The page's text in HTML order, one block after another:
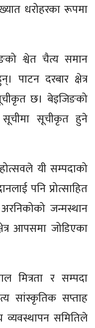
धरोहरका रूपमा
श्वेत चैत्य समान
पाटन दरबार क्षेत्र
छ। बेइजिङको
सूचीमा सूचीकृत हुने
यी सम्पदाको
पनि प्रोत्साहित
जन्मस्थान
आपसमा जोडिएका
मित्रता र सम्पदा
सांस्कृतिक सप्ताह
समितिले